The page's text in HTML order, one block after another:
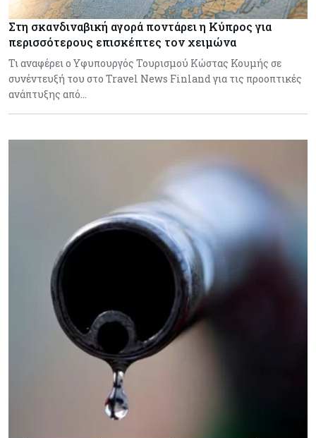
Στη σκανδιναβική αγορά ποντάρει η Κύπρος για
περισσότερους επισκέπτες τον χειμώνα
Τι αναφέρει ο Υφυπουργός Τουρισμού Κώστας Κουμής σε
συνέντευξή του στο Travel News Finland για τις προοπτικές
ανάπτυξης από…